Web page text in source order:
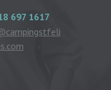
697 1617